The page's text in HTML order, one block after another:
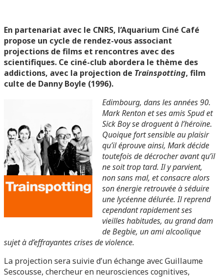
En partenariat avec le CNRS, l’Aquarium Ciné Café
propose un cycle de rendez-vous associant
projections de films et rencontres avec des
scientifiques. Ce ciné-club abordera le thème des
addictions, avec la projection de Trainspotting, film
culte de Danny Boyle (1996).
Edimbourg, dans les années 90.
Mark Renton et ses amis Spud et
Sick Boy se droguent à l’héroïne.
Quoique fort sensible au plaisir
qu’il éprouve ainsi, Mark décide
toutefois de décrocher avant qu’il
ne soit trop tard. Il y parvient,
non sans mal, et consacre alors
son énergie retrouvée à séduire
une lycéenne délurée. Il reprend
cependant rapidement ses
vieilles habitudes, au grand dam
de Begbie, un ami alcoolique
sujet à d’effrayantes crises de violence.
La projection sera suivie d’un échange avec Guillaume
Sescousse, chercheur en neurosciences cognitives,